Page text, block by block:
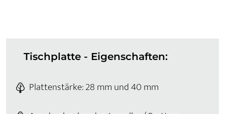
Tischplatte - Eigenschaften:
Plattenstärke: 28 mm und 40 mm